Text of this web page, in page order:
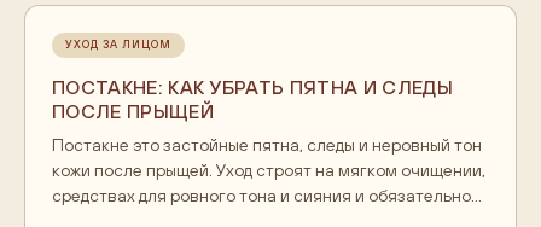
растворяет себум, гель для умывания снимает
загрязнения, тоник завершает уход. Выдавливать
пробки самому не стоит, а при множественных
высыпаниях идти к косметологу.
УХОД ЗА ЛИЦОМ
ПОСТАКНЕ: КАК УБРАТЬ ПЯТНА И СЛЕДЫ
ПОСЛЕ ПРЫЩЕЙ
Постакне это застойные пятна, следы и неровный тон
кожи после прыщей. Уход строят на мягком очищении,
средствах для ровного тона и сияния и обязательной